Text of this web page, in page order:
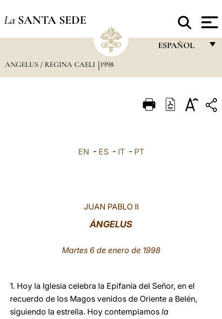
La SANTA SEDE
ESPAÑOL
ITALIANO
ANGELUS / REGINA CAELI 1998
EN - ES- IT- PT
JUAN PABLO II
ÁNGELUS
Martes 6 de enero de 1998
1. Hoy la Iglesia celebra la Epifanía del Señor, en el
recuerdo de los Magos venidos de Oriente a Belén,
siguiendo la estrella. Hoy contemplamos la